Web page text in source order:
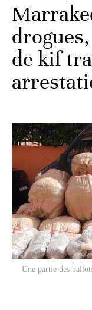
de kif
Une partie des